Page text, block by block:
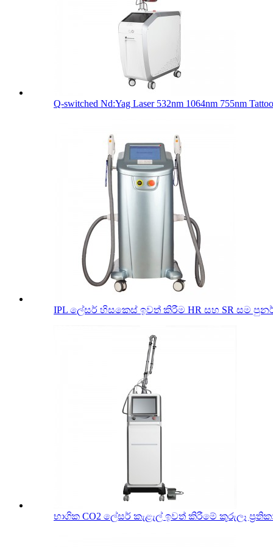
Q-switched Nd:Yag Laser 532nm 1064nm 755nm
IPL ලේසර් හිසකෙස් ඉවත් කිරීම HR සහ SR සම
භාගික CO2 ලේසර් කැළැල් ඉවත් කිරීමේ කුරුලෑ